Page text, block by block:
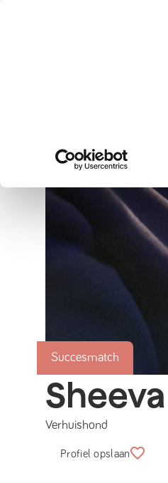
Succesmatch
Sheeva
Verhuishond
Profiel opslaan